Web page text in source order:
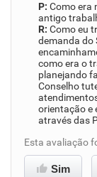
Como era
antigo
Como eu
demanda do
como era o
planejando
Conselho
orientação e
através das
Esta avaliação
Sim